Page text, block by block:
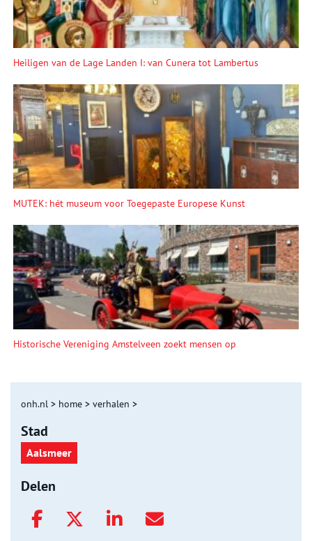
Heiligen van de Lage Landen I: van Cunera tot Lambertus
MUTEK: hét museum voor Toegepaste Europese Kunst
Historische Vereniging Amstelveen zoekt mensen op
onh.nl > home > verhalen >
Stad
Aalsmeer
Delen